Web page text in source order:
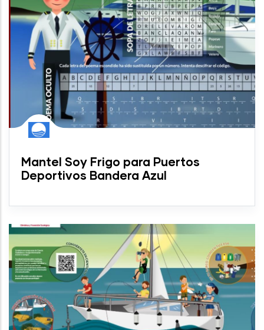
Mantel Soy Frigo para Puertos
Deportivos Bandera Azul